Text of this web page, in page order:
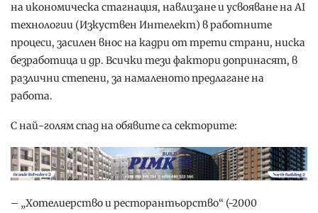
на икономическа стагнация, навлизане и усвояване на AI
технологии (Изкуствен Интелект) в работните
процеси, засилен внос на кадри от трети страни, ниска
безработица и др. Всички тези фактори допринасят, в
различни степени, за намаленото предлагане на
работа.
С най-голям спад на обявите са секторите:
– „Хотелиерство и ресторантьорство“ (-2000